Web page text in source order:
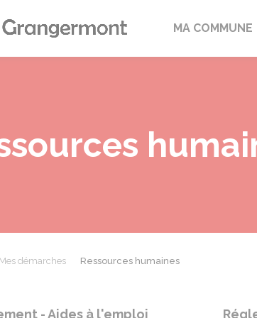
Grangermont
MA COMMUNE
Mes démarches Ressources humaines
- Aides à l'emploi